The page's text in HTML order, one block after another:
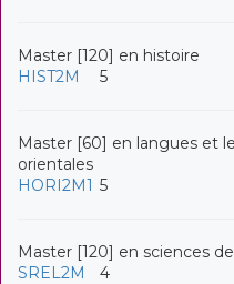
Master [120] en histoire
HIST2M
5
Master [60] en langues et
orientales
HORI2M1 5
Master [120] en sciences
SREL2M
4